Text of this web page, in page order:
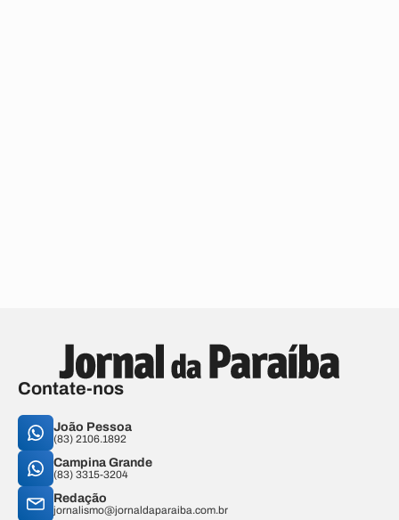
Contate-nos
João Pessoa
(83) 2106.1892
Campina Grande
(83) 3315-3204
Redação
jornalismo@jornaldaparaiba.com.br